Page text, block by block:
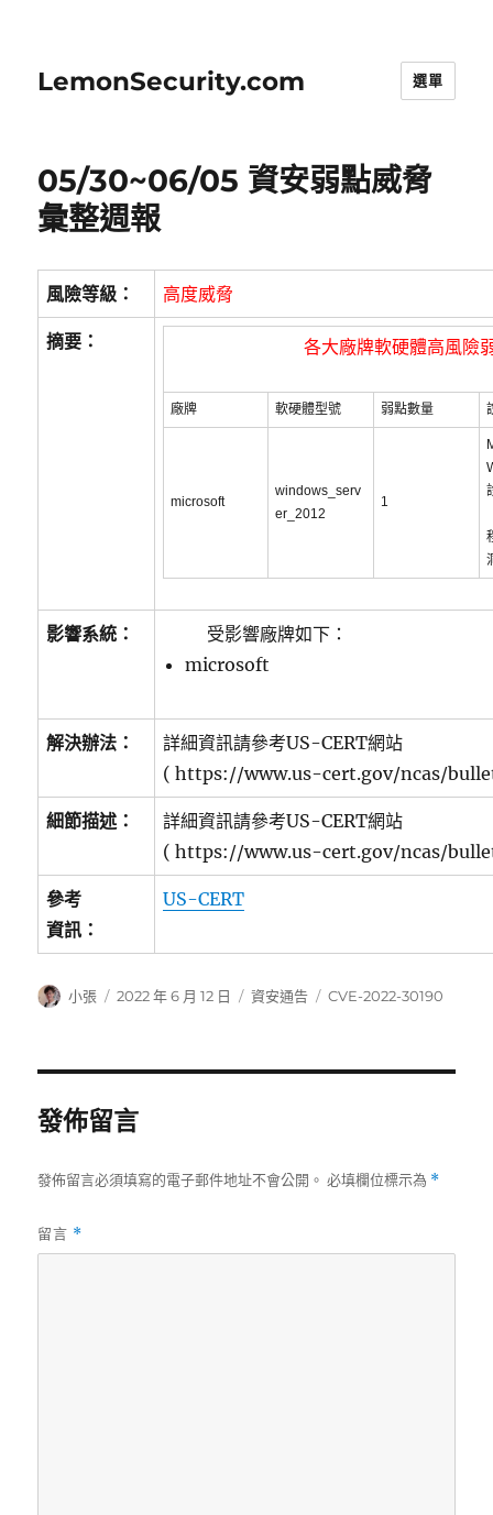
LemonSecurity.com 選單
05/30~06/05 資安弱點威脅
彙整週報
風險等級： 高度威脅
摘要： 各大廠牌軟硬體高風險
廠牌 軟硬體型號 弱點數量
microsoft
windows_serv
er_2012
1
影響系統：
受影響廠牌如下：
microsoft
解決辦法：
詳細資訊請參考US-CERT網站
( https://www.us-cert.gov/ncas/
細節描述：
詳細資訊請參考US-CERT網站
( https://www.us-cert.gov/ncas/
參考
資訊：
US-CERT
作
小張
發
2022 年 6 月 12 日
分
資安通告
標
CVE-2022-30190
發佈留言
發佈留言必須填寫的電子郵件地址不會公開。 必填欄位標示為 *
留言 *